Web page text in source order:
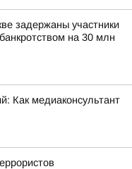
задержаны участники
на 30 млн
Как медиаконсультант